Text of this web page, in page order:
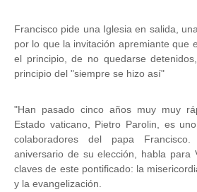
Francisco pide una Iglesia en salida,
por lo que la invitación apremiante que
el principio, de no quedarse
principio del "siempre se hizo así"
"Han pasado cinco años muy muy
Estado vaticano, Pietro Parolin, es
colaboradores del papa
aniversario de su elección, habla para
claves de este pontificado: la
y la evangelización.